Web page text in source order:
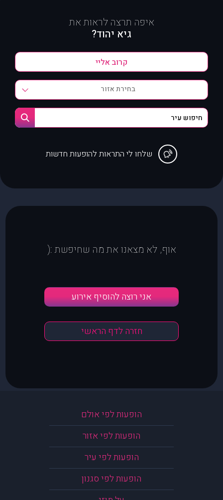
איפה תרצה לראות את
גיא יהוד?
בחירת אזור
שלחו לי התראות להופעות חדשות
אוף, לא מצאנו את מה שחיפשת :(
אני רוצה להוסיף אירוע
חזרה לדף הראשי
הופעות לפי אולם
הופעות לפי אזור
הופעות לפי עיר
הופעות לפי סגנון